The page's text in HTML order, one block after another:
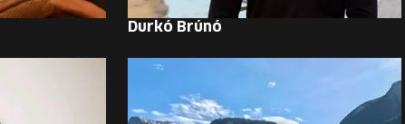
Durkó Brúnó